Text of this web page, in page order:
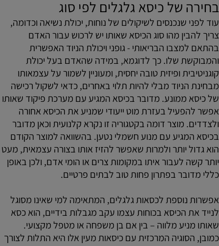
בחירה של כיסא גלגלים לפי סוג
עוד לפני שנכנסים לשיקולים של נוחות, יכולת נשיאה וכדומה,
צריך להבין מהו סוג הכיסא שאותו יש לרכוש עבור האדם
בהתאם למצבו הבריאותי - גופני ויכולת הניוד האפשרית
והמבוקשת שלו. כך לדוגמא, במידה שהאדם בעל יכולת
קוגניטיבית ופיזית טובה יחסית, ומעוניין לשמור על עצמאותו
מבחינת הניוד מבלי להיות תלוי באחרים, כדאי לשקול רכישה
של כיסא ממונע. מדובר בכיסא המגיע עם מערכת פיקוד שאותו
אפשר להפעיל בעזרת מוט ייעודי שמניע את הכיסא אחורה
ולצדדים. מוצר דומה בקטגוריה זו נקרא קלנועית וכאן מדובר
בכיסא המגיע עם מנוע חשמלי נטען. בהשוואה למוצר הקודם
הוא גדול יותר ולמרות שאפשר להזיז אותו בצורה עצמאית, מעט
יותר קשה לעבור איתו במקומות צרים או הומי אדם, ולכן באופן
כללי מדובר בפתרון פחות טוב לבתים פרטיים.
אפשרות נוספת לכסאות גלגלים, המתאימה למי שאינו מסוגל
לנייד את הכיסא בכוחות עצמו עקב מגבלות בידיים, הוא כסא
שאותו מניע מלווה – בין אם בן משפחה או מטפל מקצועי.
כמובן, הסוגיה המרכזית עם כיסאות מעין אלו היא התלות לצורך